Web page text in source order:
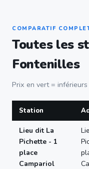
COMPARATIF
Toutes les
Fontenilles
Prix en vert =
Station
Lieu dit La
Pichette - 1
place
Campariol